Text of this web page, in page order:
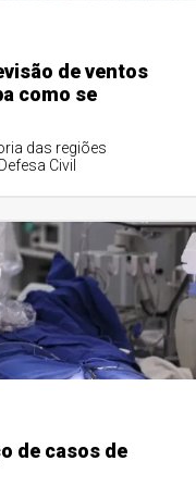
de ventos
como se
das regiões
Civil
de casos de